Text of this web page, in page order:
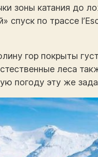
зоны катания
спуск по трассе
гор покрыты
леса
погоду эту же